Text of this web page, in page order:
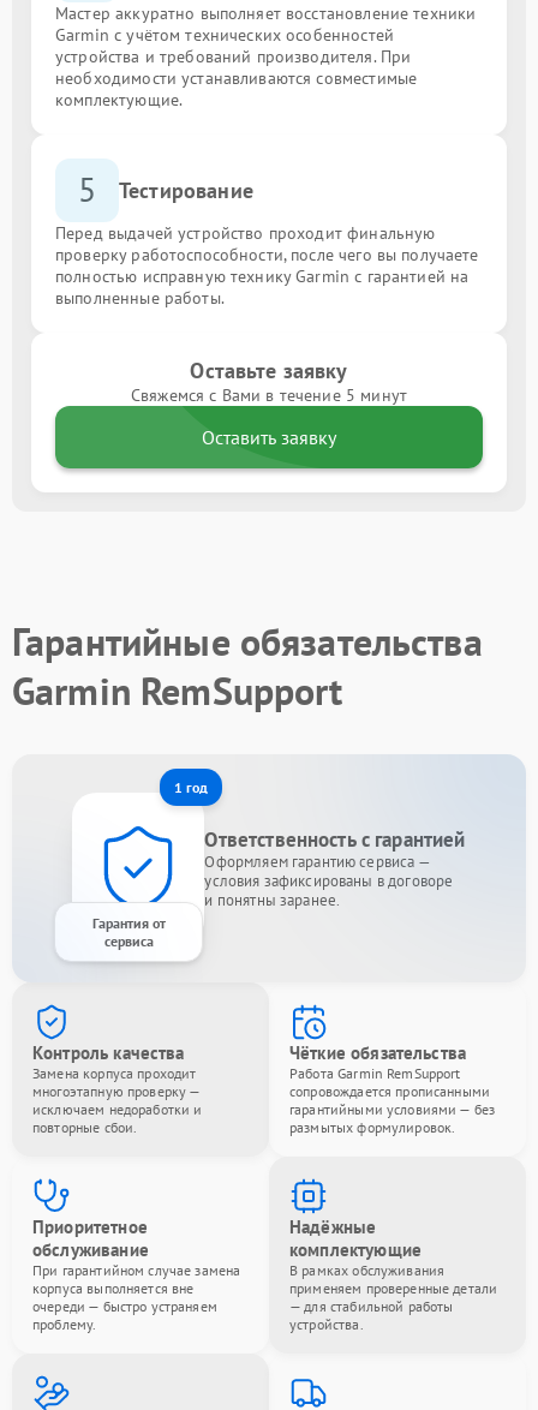
Мастер аккуратно выполняет восстановление техники
Garmin с учётом технических особенностей
устройства и требований производителя. При
необходимости устанавливаются совместимые
комплектующие.
5 Тестирование
Перед выдачей устройство проходит финальную
проверку работоспособности, после чего вы получаете
полностью исправную технику Garmin с гарантией на
выполненные работы.
Оставьте заявку
Свяжемся с Вами в течение 5 минут
Оставить заявку
Гарантийные обязательства
Garmin RemSupport
1 год
Гарантия от
сервиса
Ответственность с гарантией
Оформляем гарантию сервиса —
условия зафиксированы в договоре
и понятны заранее.
Контроль качества
Замена корпуса проходит
многоэтапную проверку —
исключаем недоработки и
повторные сбои.
Чёткие обязательства
Работа Garmin RemSupport
сопровождается прописанными
гарантийными условиями — без
размытых формулировок.
Приоритетное
обслуживание
При гарантийном случае замена
корпуса выполняется вне
очереди — быстро устраняем
проблему.
Надёжные
комплектующие
В рамках обслуживания
применяем проверенные детали
— для стабильной работы
устройства.